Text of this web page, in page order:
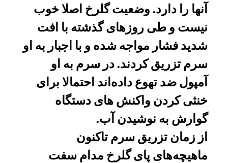
آنها را دارد. وضعیت گلرخ اصلا خوب
نیست و طی روزهای گذشته با افت
شدید فشار مواجه شده و با اجبار به او
سرم تزریق کردند. در سرم به او
آمپول ضد تهوع داده‌اند احتمالا برای
خنثی کردن واکنش های دستگاه
گوارش به نوشیدن آب.
از زمان تزریق سرم تاکنون
ماهیچه‌های پای گلرخ مدام سفت